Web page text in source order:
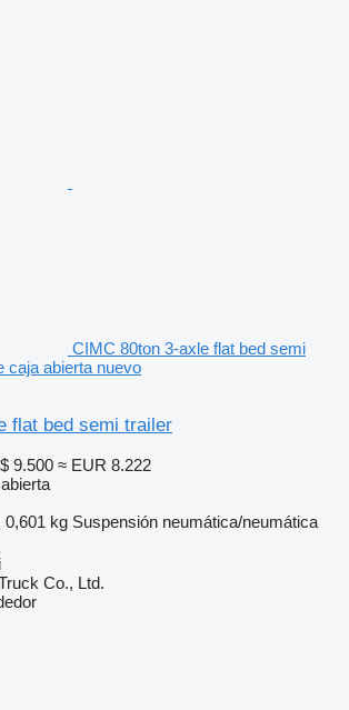
CIMC 80ton 3-axle flat bed semi
caja abierta nuevo
flat bed semi trailer
9.500 ≈ EUR 8.222
0,601 kg Suspensión neumática/neumática
Co., Ltd.